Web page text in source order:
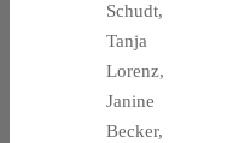
Schudt,
Tanja
Lorenz,
Janine
Becker,